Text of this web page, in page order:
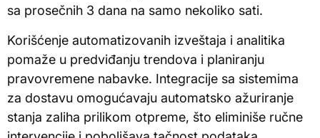
sa prosečnih 3 dana na samo nekoliko sati.
Korišćenje automatizovanih izveštaja i analitika
pomaže u predviđanju trendova i planiranju
pravovremene nabavke. Integracije sa sistemima
za dostavu omogućavaju automatsko ažuriranje
stanja zaliha prilikom otpreme, što eliminiše ručne